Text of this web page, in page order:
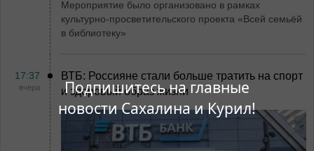
Подпишитесь на главные
новости Сахалина и Курил!
Мероприятие было организовано в рамках
культурно-просветительского проекта «Всей семьёй
в библиотеку»
17:37
вчера
ВТБ: Россияне стали больше тратить на спорт
и здоровый образ жизни